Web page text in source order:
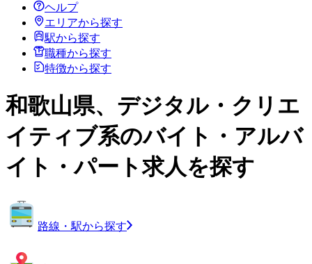
ヘルプ
エリアから探す
駅から探す
職種から探す
特徴から探す
和歌山県、デジタル・クリエ
イティブ系のバイト・アルバ
イト・パート求人を探す
路線・駅から探す